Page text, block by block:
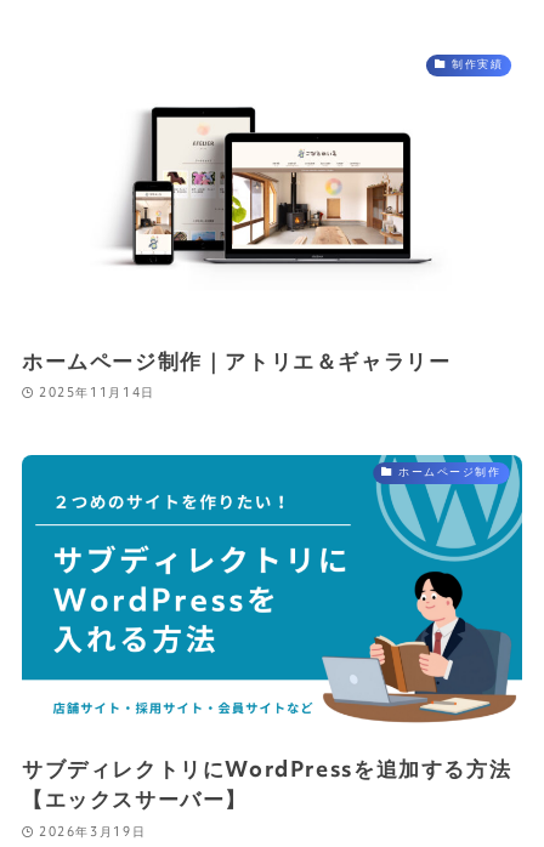
制作実績
ホームページ制作｜アトリエ＆ギャラリー
2025年11月14日
ホームページ制作
サブディレクトリにWordPressを追加する方法
【エックスサーバー】
2026年3月19日